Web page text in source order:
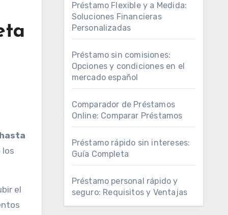
los
el
Préstamo Flexible y a Medida:
Soluciones Financieras
Personalizadas
Préstamo sin comisiones:
Opciones y condiciones en el
mercado español
Comparador de Préstamos
Online: Comparar Préstamos
Préstamo rápido sin intereses:
Guía Completa
Préstamo personal rápido y
seguro: Requisitos y Ventajas